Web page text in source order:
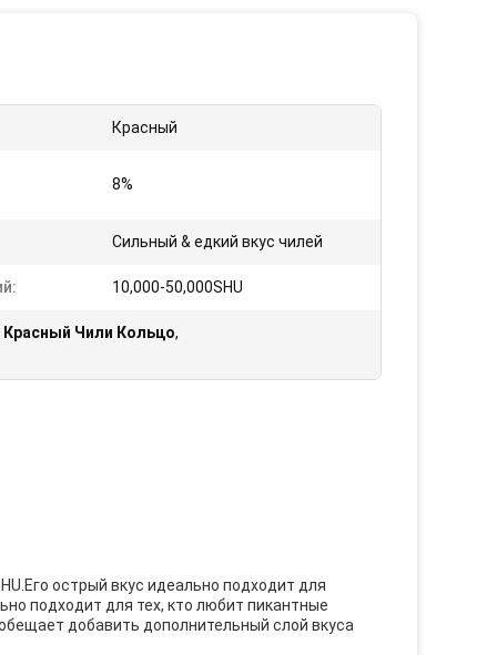
Красный
8%
Сильный & едкий вкус чилей
10,000-50,000SHU
Красный Чили Кольцо,
острый вкус идеально подходит для
подходит для тех, кто любит пикантные
добавить дополнительный слой вкуса